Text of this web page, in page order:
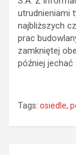
utrudnieniami
najbliższych
prac
zamkniętej
później jechać
Tags: osiedle,